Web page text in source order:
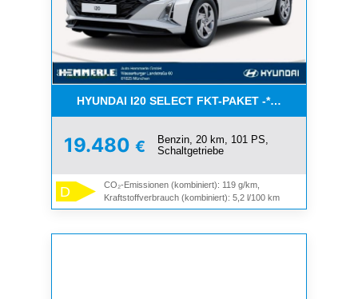
HYUNDAI I20 SELECT FKT-PAKET -*NAVI*KLIMA*
19.480 €
Benzin, 20 km, 101 PS,
Schaltgetriebe
D
CO₂-Emissionen (kombiniert): 119 g/km,
Kraftstoffverbrauch (kombiniert): 5,2 l/100 km